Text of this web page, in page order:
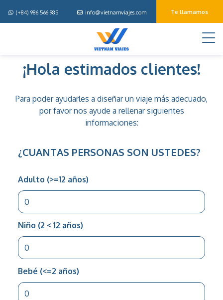
(+84) 986 566 985 info@vietnamviajes.com Te llamamos
¡Hola estimados clientes!
Para poder ayudarles a diseñar un viaje más adecuado,
por favor nos ayude a rellenar siguientes
informaciones:
¿CUANTAS PERSONAS SON USTEDES?
Adulto (>=12 años)
Niño (2 < 12 años)
Bebé (<=2 años)